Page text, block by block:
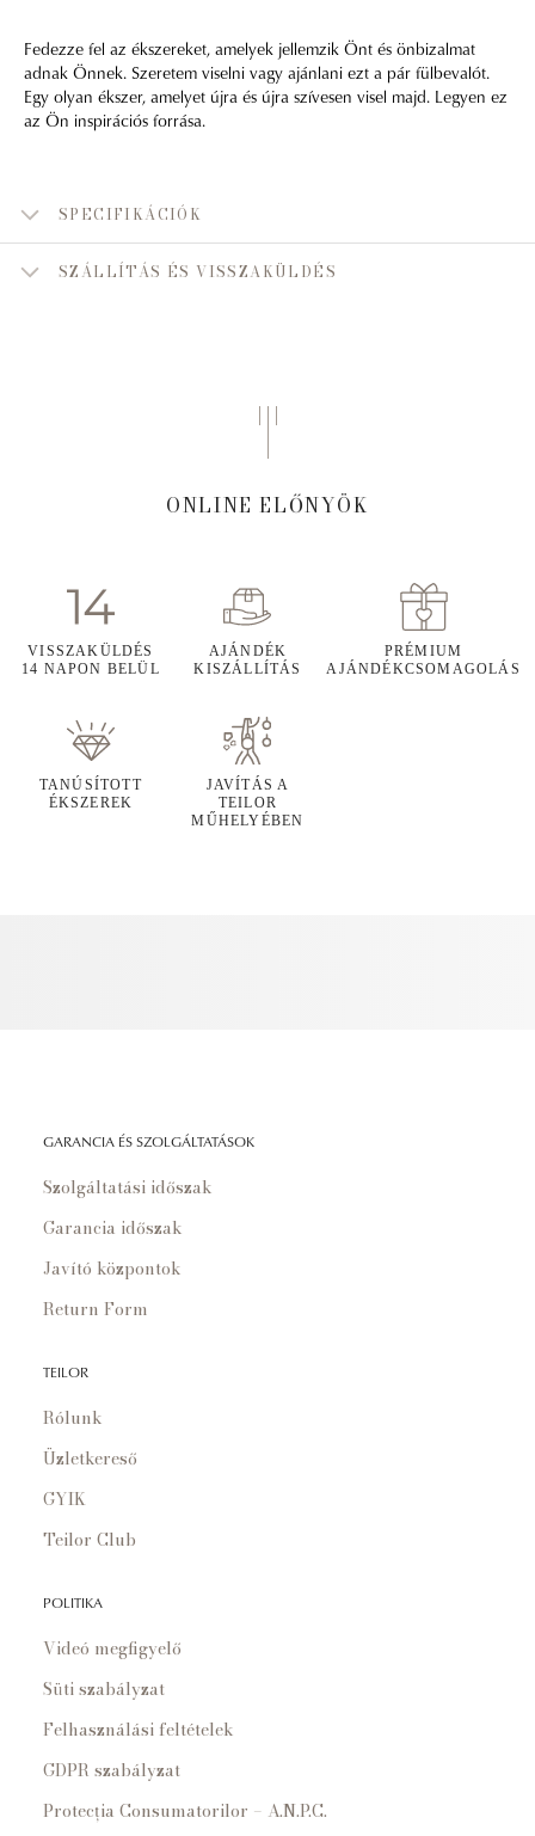
Fedezze fel az ékszereket, amelyek jellemzik Önt és önbizalmat
adnak Önnek. Szeretem viselni vagy ajánlani ezt a pár fülbevalót.
Egy olyan ékszer, amelyet újra és újra szívesen visel majd. Legyen ez
az Ön inspirációs forrása.
SPECIFIKÁCIÓK
SZÁLLÍTÁS ÉS VISSZAKÜLDÉS
ONLINE ELŐNYÖK
VISSZAKÜLDÉS
14 NAPON BELÜL
AJÁNDÉK
KISZÁLLÍTÁS
PRÉMIUM
AJÁNDÉKCSOMAGOLÁS
TANÚSÍTOTT
ÉKSZEREK
JAVÍTÁS A
TEILOR
MŰHELYÉBEN
GARANCIA ÉS SZOLGÁLTATÁSOK
Szolgáltatási időszak
Garancia időszak
Javító központok
Return Form
TEILOR
Rólunk
Üzletkereső
GYIK
Teilor Club
POLITIKA
Videó megfigyelő
Süti szabályzat
Felhasználási feltételek
GDPR szabályzat
Protecția Consumatorilor – A.N.P.C.